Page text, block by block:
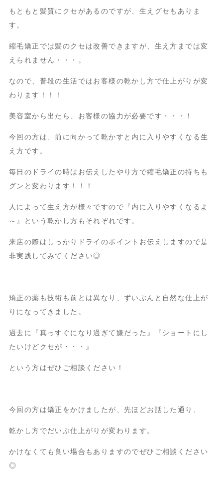
もともと髪質にクセがあるのですが、生えグセもありま
す。
縮毛矯正では髪のクセは改善できますが、生え方までは変
えられません・・・。
なので、普段の生活ではお客様の乾かし方で仕上がりが変
わります！！！
美容室から出たら、お客様の協力が必要です・・・！
今回の方は、前に向かって乾かすと内に入りやすくなる生
え方です。
毎日のドライの時はお伝えしたやり方で縮毛矯正の持ちも
グンと変わります！！！
人によって生え方が様々ですので『内に入りやすくなるよ
～』という乾かし方もそれぞれです。
来店の際はしっかりドライのポイントお伝えしますので是
非実践してみてください◎
矯正の薬も技術も前とは異なり、ずいぶんと自然な仕上が
りになってきました。
過去に『真っすぐになり過ぎて嫌だった』『ショートにし
たいけどクセが・・・』
という方はぜひご相談ください！
今回の方は矯正をかけましたが、先ほどお話した通り、
乾かし方でだいぶ仕上がりが変わります。
かけなくても良い場合もありますのでぜひご相談ください
◎